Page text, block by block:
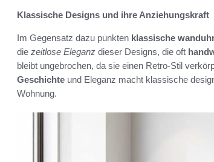
Klassische Designs und ihre Anziehungskraft
Im Gegensatz dazu punkten klassische
die zeitlose Eleganz dieser Designs, die oft
bleibt ungebrochen, da sie einen Retro-Stil
Geschichte und Eleganz macht klassische
Wohnung.